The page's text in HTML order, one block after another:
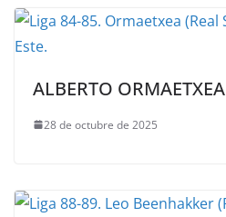
ALBERTO ORMAETXEA
28 de octubre de 2025